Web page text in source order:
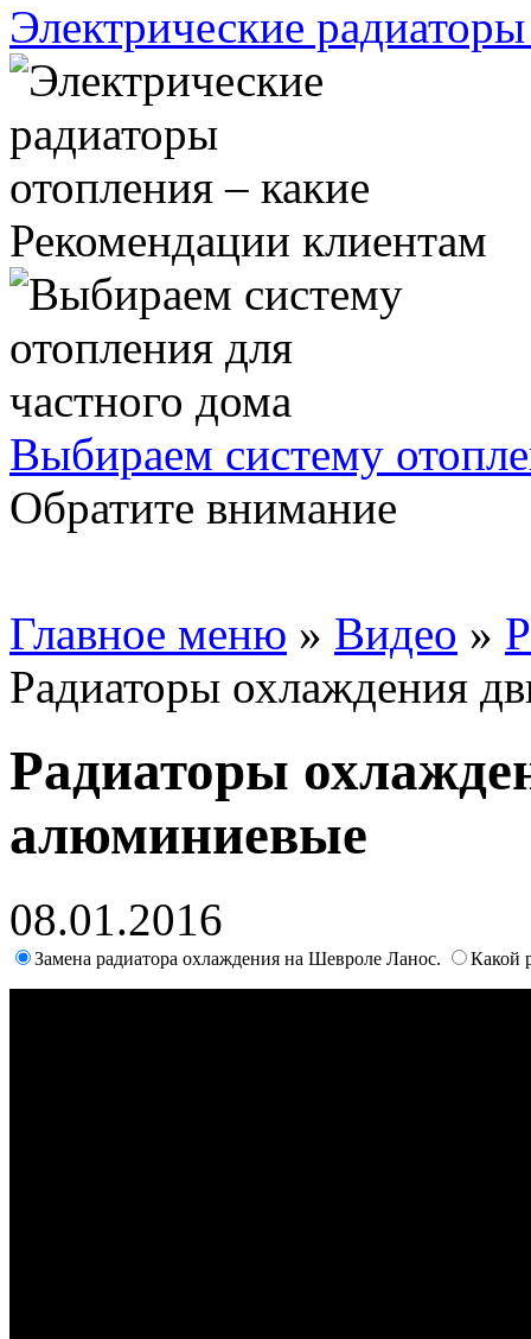
Электрические
Рекомендации клиентам
Выбираем систему
Обратите внимание
Главное меню » Видео »
Радиаторы охлаждения
Радиаторы
алюминиевые
08.01.2016
Замена радиатора охлаждения на Шевроле Ланос. Какой